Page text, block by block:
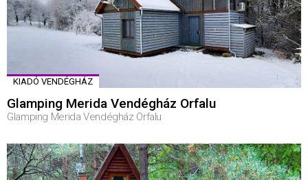
KIADÓ VENDÉGHÁZ
Glamping Merida Vendégház Orfalu
Glamping Merida Vendégház Orfalu